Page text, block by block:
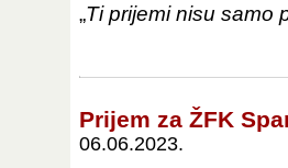
„Ti prijemi nisu samo
Prijem za ŽFK
06.06.2023.